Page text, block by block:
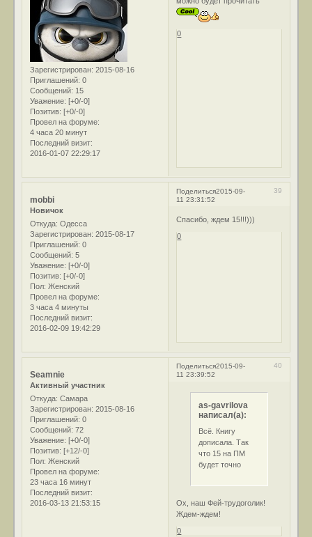
Зарегистрирован: 2015-08-16
Приглашений: 0
Сообщений: 15
Уважение: [+0/-0]
Позитив: [+0/-0]
Провел на форуме:
4 часа 20 минут
Последний визит:
2016-01-07 22:29:17
0
Поделиться 39
2015-09-
11 23:31:52
mobbi
Новичок
Откуда: Одесса
Зарегистрирован: 2015-08-17
Приглашений: 0
Сообщений: 5
Уважение: [+0/-0]
Позитив: [+0/-0]
Пол: Женский
Провел на форуме:
3 часа 4 минуты
Последний визит:
2016-02-09 19:42:29
Спасибо, ждем 15!!!)))
0
Поделиться 40
2015-09-
11 23:39:52
Seamnie
Активный участник
Откуда: Самара
Зарегистрирован: 2015-08-16
Приглашений: 0
Сообщений: 72
Уважение: [+0/-0]
Позитив: [+12/-0]
Пол: Женский
Провел на форуме:
23 часа 16 минут
Последний визит:
2016-03-13 21:53:15
as-gavrilova
написал(а):
Всё. Книгу
дописала. Так
что 15 на ПМ
будет точно
Ох, наш Фей-трудоголик!
Ждем-ждем!
0